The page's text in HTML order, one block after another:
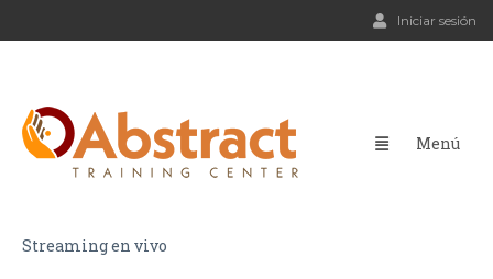
Iniciar sesión
Streaming en vivo